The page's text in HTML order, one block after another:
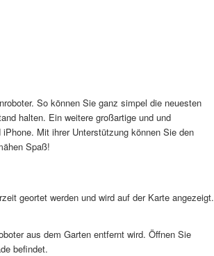
So können Sie ganz simpel die neuesten
halten. Ein weitere großartige und und
Mit ihrer Unterstützung können Sie den
Spaß!
geortet werden und wird auf der Karte angezeigt.
aus dem Garten entfernt wird. Öffnen Sie
befindet.